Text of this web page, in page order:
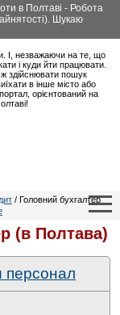
в Полтаві - Робота
Шукаю
І, незважаючи на те, що
і куди йти працювати.
здійснювати пошук
в інше місто або
орієнтований на
/ Головний бухгалтер
(в Полтава)
персонал